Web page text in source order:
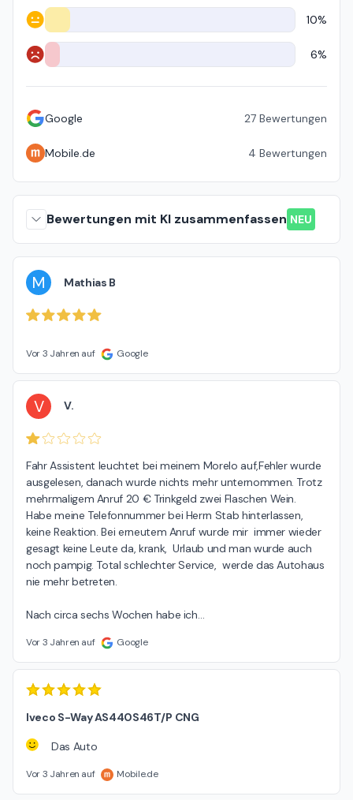
Neutral 10%
Negativ 6%
Google 27 Bewertungen
Mobile.de 4 Bewertungen
Bewertungen mit KI zusammenfassen NEU
M Mathias B
Vor 3 Jahren auf Google
V V.
Fahr Assistent leuchtet bei meinem Morelo auf,Fehler wurde
ausgelesen, danach wurde nichts mehr unternommen. Trotz
mehrmaligem Anruf 20 € Trinkgeld zwei Flaschen Wein.
Habe meine Telefonnummer bei Herrn Stab hinterlassen,
keine Reaktion. Bei erneutem Anruf wurde mir  immer wieder
gesagt keine Leute da, krank,  Urlaub und man wurde auch
noch pampig. Total schlechter Service,  werde das Autohaus
nie mehr betreten.
Nach circa sechs Wochen habe ich…
Vor 3 Jahren auf Google
Iveco S-Way AS440S46T/P CNG
Das Auto
Vor 3 Jahren auf Mobile.de